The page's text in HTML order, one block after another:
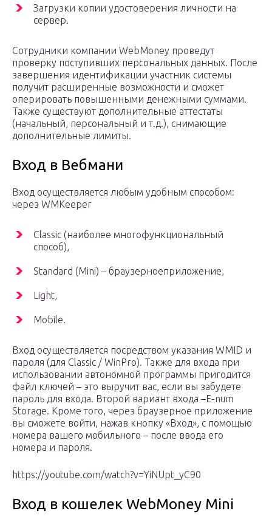
Загрузки копии удостоверения личности на
сервер.
Сотрудники компании WebMoney проведут
проверку поступивших персональных данных. После
завершения идентификации участник системы
получит расширенные возможности и сможет
оперировать повышенными денежными суммами.
Также существуют дополнительные аттестаты
(начальный, персональный и т.д.), снимающие
дополнительные лимиты.
Вход в Вебмани
Вход осуществляется любым удобным способом:
через WMKeeper
Classic (наиболее многофункциональный
способ),
Standard (Mini) – браузерноеприложение,
Light,
Mobile.
Вход осуществляется посредством указания WMID и
пароля (для Classic / WinPro). Также для входа при
использовании автономной программы пригодится
файл ключей – это выручит вас, если вы забудете
пароль для входа. Второй вариант входа –E-num
Storage. Кроме того, через браузерное приложение
вы сможете войти, нажав кнопку «Вход», с помощью
номера вашего мобильного – после ввода его
номера и пароля.
https://youtube.com/watch?v=YiNUpt_yC90
Вход в кошелек WebMoney Mini